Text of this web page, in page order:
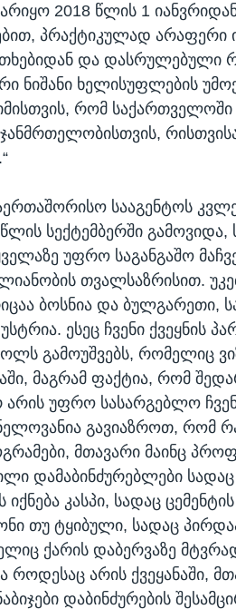
2018 წლის 1
პრაქტიკულად არაფერი
და დასრულებული
ნიშანი ხელისუფლების
რომ საქართველოში
სააგენტოს
სექტემბერში
უფრო საგანგაშო
თვალსაზრისით.
ბოსნია და ბულგარეთი,
ესეც ჩვენი ქვეყნის
გამოუშვებს, რომელიც
მაგრამ ფაქტია, რომ
არის უფრო სასარგებლო
გავიაზროთ, რომ
მთავარი მაინც
დამაბინძურებლები სადაც
იქნება კასპი, სადაც
თუ ტყიბული, სადაც
ქარის დაბერვაზე
როდესაც არის ქვეყანაში,
დაბინძურების